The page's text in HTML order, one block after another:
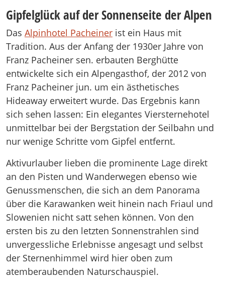
Gipfelglück auf der Sonnenseite der Alpen
Das Alpinhotel Pacheiner ist ein Haus mit
Tradition. Aus der Anfang der 1930er Jahre von
Franz Pacheiner sen. erbauten Berghütte
entwickelte sich ein Alpengasthof, der 2012 von
Franz Pacheiner jun. um ein ästhetisches
Hideaway erweitert wurde. Das Ergebnis kann
sich sehen lassen: Ein elegantes Viersternehotel
unmittelbar bei der Bergstation der Seilbahn und
nur wenige Schritte vom Gipfel entfernt.
Aktivurlauber lieben die prominente Lage direkt
an den Pisten und Wanderwegen ebenso wie
Genussmenschen, die sich an dem Panorama
über die Karawanken weit hinein nach Friaul und
Slowenien nicht satt sehen können. Von den
ersten bis zu den letzten Sonnenstrahlen sind
unvergessliche Erlebnisse angesagt und selbst
der Sternenhimmel wird hier oben zum
atemberaubenden Naturschauspiel.